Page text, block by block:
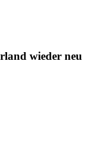
wieder neu